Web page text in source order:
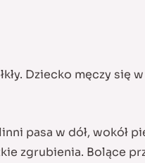
Dziecko męczy się
pasa w dół, wokół
zgrubienia. Bolące